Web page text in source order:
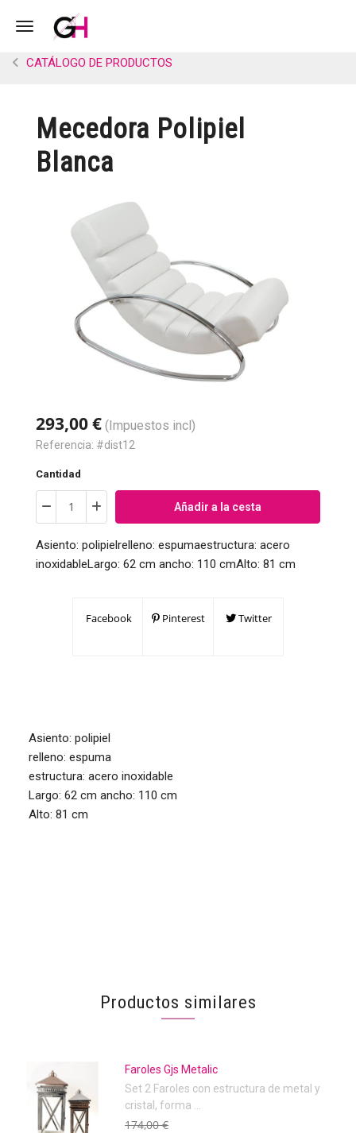
Toggle navigation
CATÁLOGO DE PRODUCTOS
Mecedora Polipiel
Blanca
293,00 € (Impuestos incl)
Referencia: #dist12
Cantidad
Añadir a la cesta
Asiento: polipielrelleno: espumaestructura: acero
inoxidableLargo: 62 cm ancho: 110 cmAlto: 81 cm
Facebook Pinterest Twitter
Asiento: polipiel
relleno: espuma
estructura: acero inoxidable
Largo: 62 cm ancho: 110 cm
Alto: 81 cm
Productos similares
Faroles Gjs Metalic
Set 2 Faroles con estructura de metal y
cristal, forma ...
174,00 €